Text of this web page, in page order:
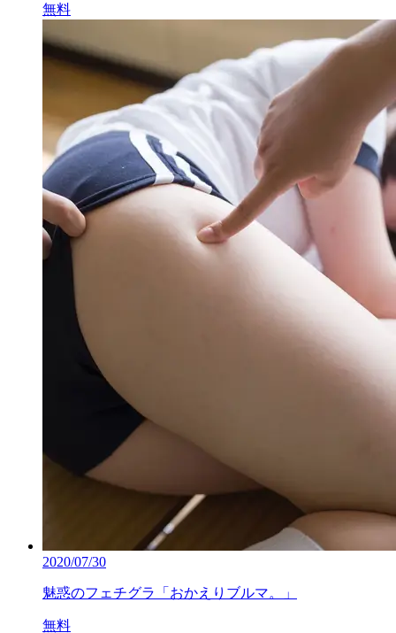
無料
2020/07/30
魅惑のフェチグラ「おかえりブルマ。」
無料